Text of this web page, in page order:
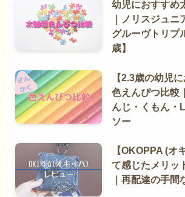
幼児におすすめ
｜ノリスジュニ
グルーヴトリプ
歳】
【2.3歳の幼児
色えんぴつ比較
んじ・くもん・
ソー
【OKOPPA (オ
て感じたメリッ
｜再配達の手間